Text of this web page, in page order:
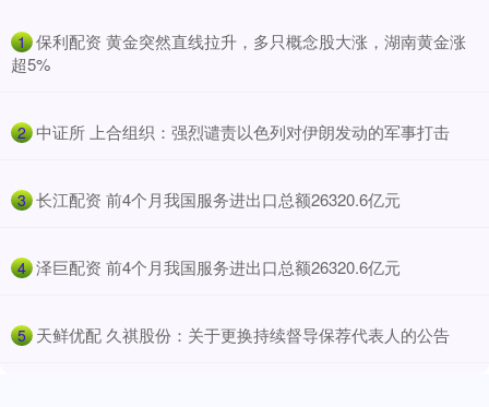
1 ​保利配资 黄金突然直线拉升，多只概念股大涨，湖南黄金涨
超5%
2 ​中证所 上合组织：强烈谴责以色列对伊朗发动的军事打击
3 ​长江配资 前4个月我国服务进出口总额26320.6亿元
4 ​泽巨配资 前4个月我国服务进出口总额26320.6亿元
5 ​天鲜优配 久祺股份：关于更换持续督导保荐代表人的公告